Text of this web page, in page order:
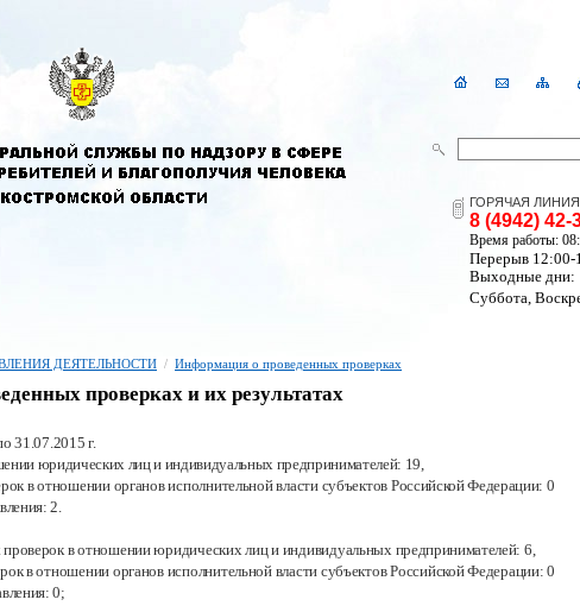
ГОРЯЧАЯ ЛИНИЯ
8 (4942) 42-
Время работы:
Перерыв 12:00-
Выходные дни:
Суббота,
ДЕЯТЕЛЬНОСТИ / Информация о проведенных проверках
проверках и их результатах
31.07.2015г.
юридических лиц и индивидуальных предпринимателей: 19,
в отношении органов исполнительной власти субъектов Российской Федерации: 0
2.
проверок в отношении юридических лиц и индивидуальных предпринимателей: 6,
в отношении органов исполнительной власти субъектов Российской Федерации:0
0;